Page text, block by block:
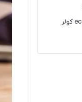
ارور ec کولر